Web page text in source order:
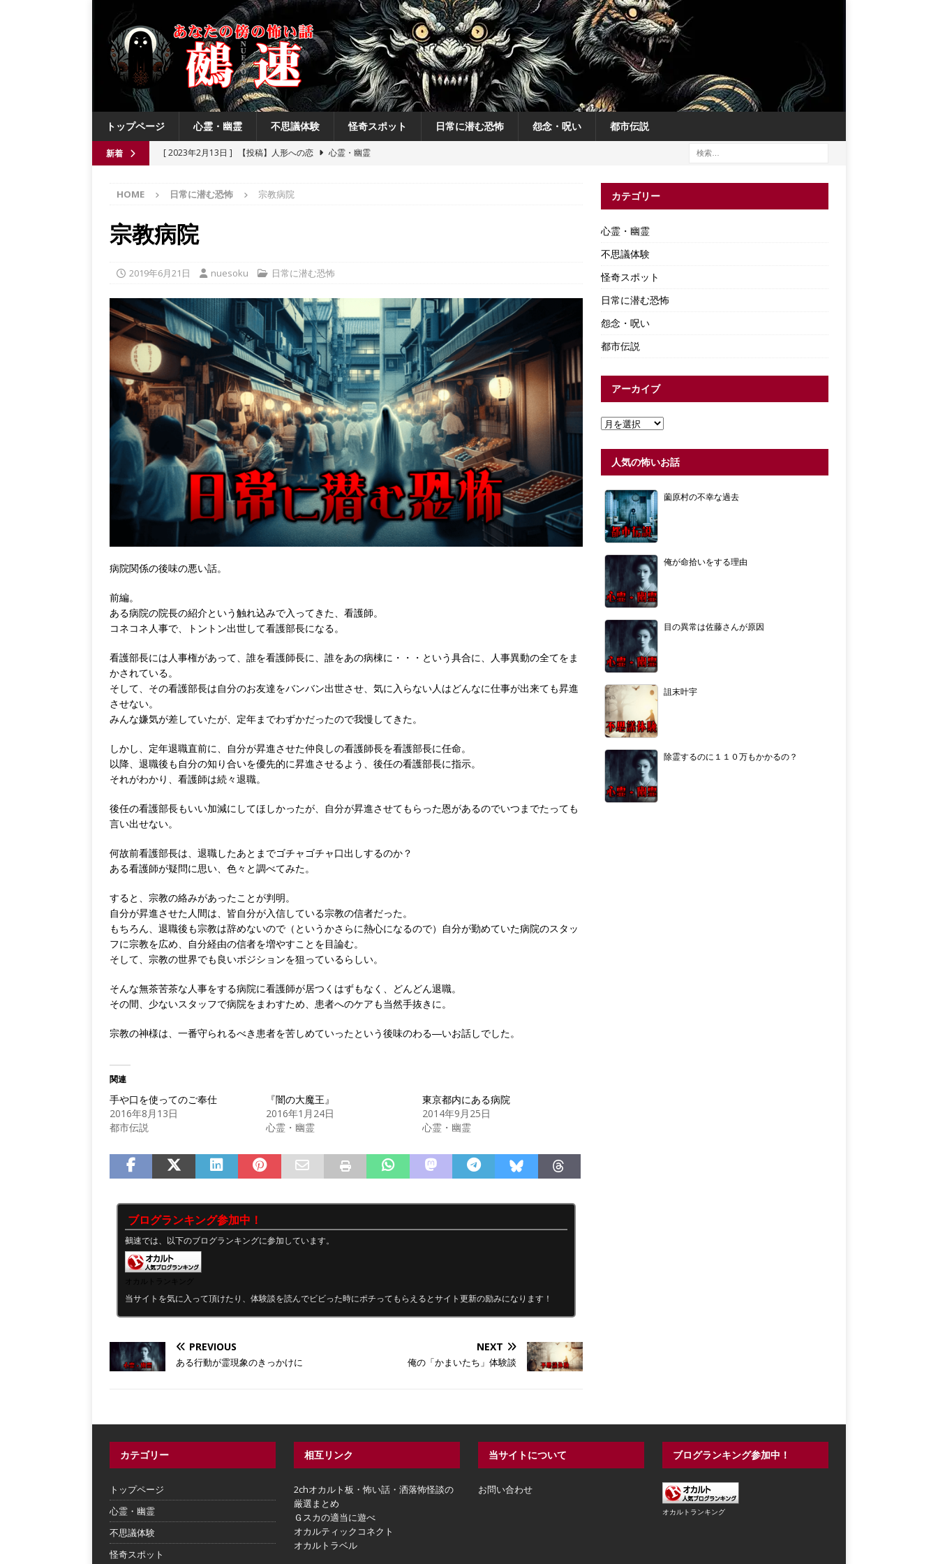
トップページ 心霊・幽霊 不思議体験 怪奇スポット 日常に潜む恐怖 怨念・呪い 都市伝説
新着 [ 2023年2月13日 ] 【投稿】人形への恋
心霊・幽霊
[ 2021年6月13日 ]
チチケゥ
都市伝説
[ 2021年6月13日 ]
[ 2023年4月4日 ]
HOME 日常に潜む恐怖 宗教病院
宗教病院
2019年6月21日 nuesoku 日常に潜む恐怖
病院関係の後味の悪い話。
前編。
ある病院の院長の紹介という触れ込みで入ってきた、看護師。
コネコネ人事で、トントン出世して看護部長になる。
看護部長には人事権があって、誰を看護師長に、誰をあの病棟に・・・という具合に、人事異動の全てをま
かされている。
そして、その看護部長は自分のお友達をバンバン出世させ、気に入らない人はどんなに仕事が出来ても昇進
させない。
みんな嫌気が差していたが、定年までわずかだったので我慢してきた。
しかし、定年退職直前に、自分が昇進させた仲良しの看護師長を看護部長に任命。
以降、退職後も自分の知り合いを優先的に昇進させるよう、後任の看護部長に指示。
それがわかり、看護師は続々退職。
後任の看護部長もいい加減にしてほしかったが、自分が昇進させてもらった恩があるのでいつまでたっても
言い出せない。
何故前看護部長は、退職したあとまでゴチャゴチャ口出しするのか？
ある看護師が疑問に思い、色々と調べてみた。
すると、宗教の絡みがあったことが判明。
自分が昇進させた人間は、皆自分が入信している宗教の信者だった。
もちろん、退職後も宗教は辞めないので（というかさらに熱心になるので）自分が勤めていた病院のスタッ
フに宗教を広め、自分経由の信者を増やすことを目論む。
そして、宗教の世界でも良いポジションを狙っているらしい。
そんな無茶苦茶な人事をする病院に看護師が居つくはずもなく、どんどん退職。
その間、少ないスタッフで病院をまわすため、患者へのケアも当然手抜きに。
宗教の神様は、一番守られるべき患者を苦しめていったという後味のわる―いお話しでした。
関連
手や口を使ってのご奉仕
2016年8月13日
都市伝説
『闇の大魔王』
2016年1月24日
心霊・幽霊
東京都内にある病院
2014年9月25日
心霊・幽霊
ブログランキング参加中！
鵺速では、以下のブログランキングに参加しています。
当サイトを気に入って頂けたり、体験談を読んでビビった時にポチってもらえるとサイト更新の励みになります！
PREVIOUS
ある行動が霊現象のきっかけに
NEXT
俺の「かまいたち」体験談
カテゴリー
心霊・幽霊
不思議体験
怪奇スポット
日常に潜む恐怖
怨念・呪い
都市伝説
アーカイブ
人気の怖いお話
薗原村の不幸な過去
俺が命拾いをする理由
目の異常は佐藤さんが原因
詛末叶宇
除霊するのに１１０万もかかるの？
カテゴリー
トップページ
心霊・幽霊
不思議体験
怪奇スポット
相互リンク
2chオカルト板・怖い話・洒落怖怪談の
厳選まとめ
Ｇスカの適当に遊べ
オカルティックコネクト
オカルトラベル
当サイトについて
お問い合わせ
ブログランキング参加中！
オカルトランキング